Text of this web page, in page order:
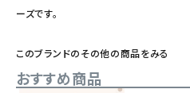
ーズです。
このブランドのその他の商品をみる
おすすめ商品